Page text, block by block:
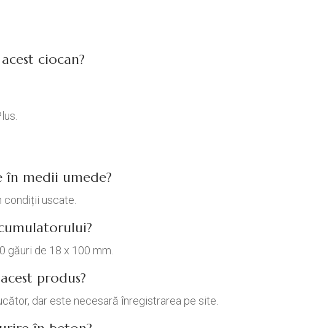
ciocan?
medii umede?
uscate.
găuri de 18 x 100 mm.
produs?
dar este necesară înregistrarea pe site.